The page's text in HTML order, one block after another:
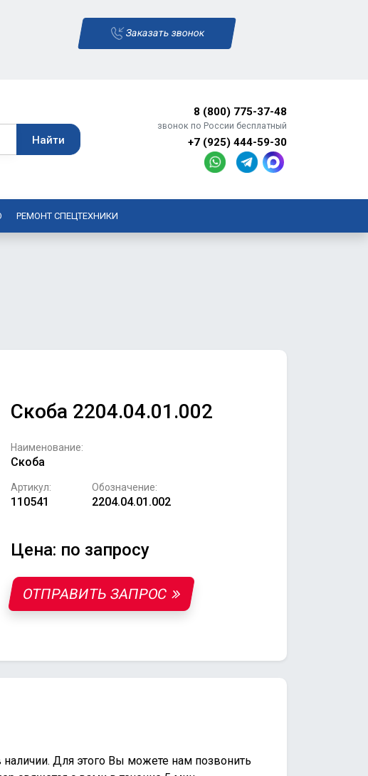
Заказать звонок
8 (800) 775-37-48
звонок по России бесплатный
+7 (925) 444-59-30
РЕМОНТ СПЕЦТЕХНИКИ
Скоба 2204.04.01.002
Наименование:
Скоба
Артикул:
110541
Обозначение:
2204.04.01.002
Цена: по запросу
ОТПРАВИТЬ ЗАПРОС
Для этого Вы можете нам позвонить